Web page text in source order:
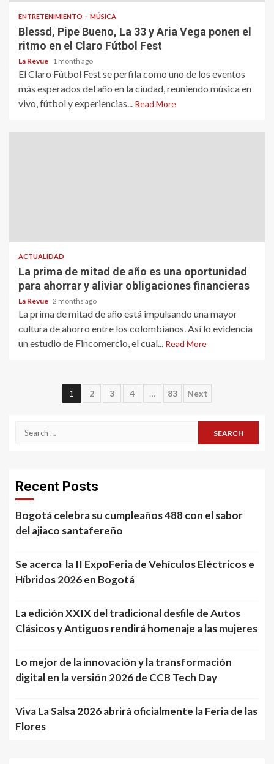
ENTRETENIMIENTO MÚSICA
Blessd, Pipe Bueno, La 33 y Aria Vega ponen el
ritmo en el Claro Fútbol Fest
La Revue 1 month ago
El Claro Fútbol Fest se perfila como uno de los eventos
más esperados del año en la ciudad, reuniendo música en
vivo, fútbol y experiencias... Read More
ACTUALIDAD
La prima de mitad de año es una oportunidad
para ahorrar y aliviar obligaciones financieras
La Revue 2 months ago
La prima de mitad de año está impulsando una mayor
cultura de ahorro entre los colombianos. Así lo evidencia
un estudio de Fincomercio, el cual... Read More
Posts
1 2 3 4 … 83 Next
Search
Recent Posts
Bogotá celebra su cumpleaños 488 con el sabor
del ajiaco santafereño
Se acerca la II ExpoFeria de Vehículos Eléctricos e
Híbridos 2026 en Bogotá
La edición XXIX del tradicional desfile de Autos
Clásicos y Antiguos rendirá homenaje a las mujeres
Lo mejor de la innovación y la transformación
digital en la versión 2026 de CCB Tech Day
Viva La Salsa 2026 abrirá oficialmente la Feria de las
Flores